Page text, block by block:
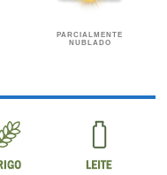
PARCIALMENTE
NUBLADO